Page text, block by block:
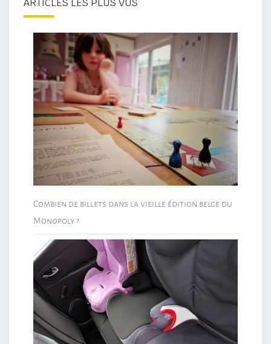
ARTICLES LES PLUS VUS
Combien de billets dans la vieille édition belge du
Monopoly ?